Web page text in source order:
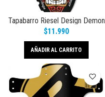
Tapabarro Riesel Design Demon
$11.990
AÑADIR AL CARRITO